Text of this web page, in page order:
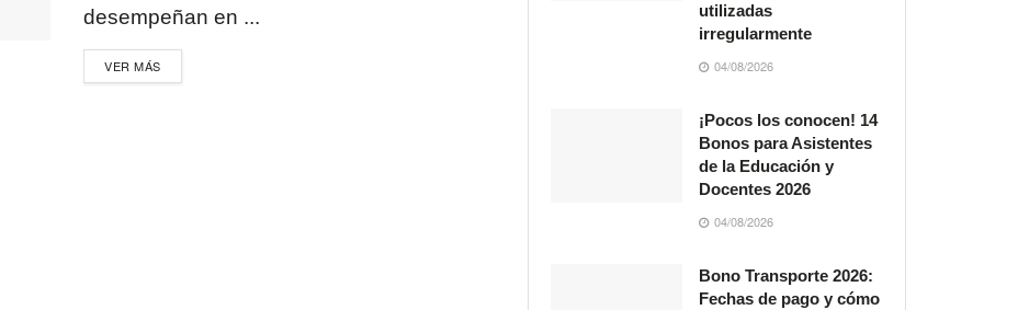
desempeñan en ...
VER MÁS
utilizadas
irregularmente
04/08/2026
¡Pocos los conocen! 14
Bonos para Asistentes
de la Educación y
Docentes 2026
04/08/2026
Bono Transporte 2026:
Fechas de pago y cómo